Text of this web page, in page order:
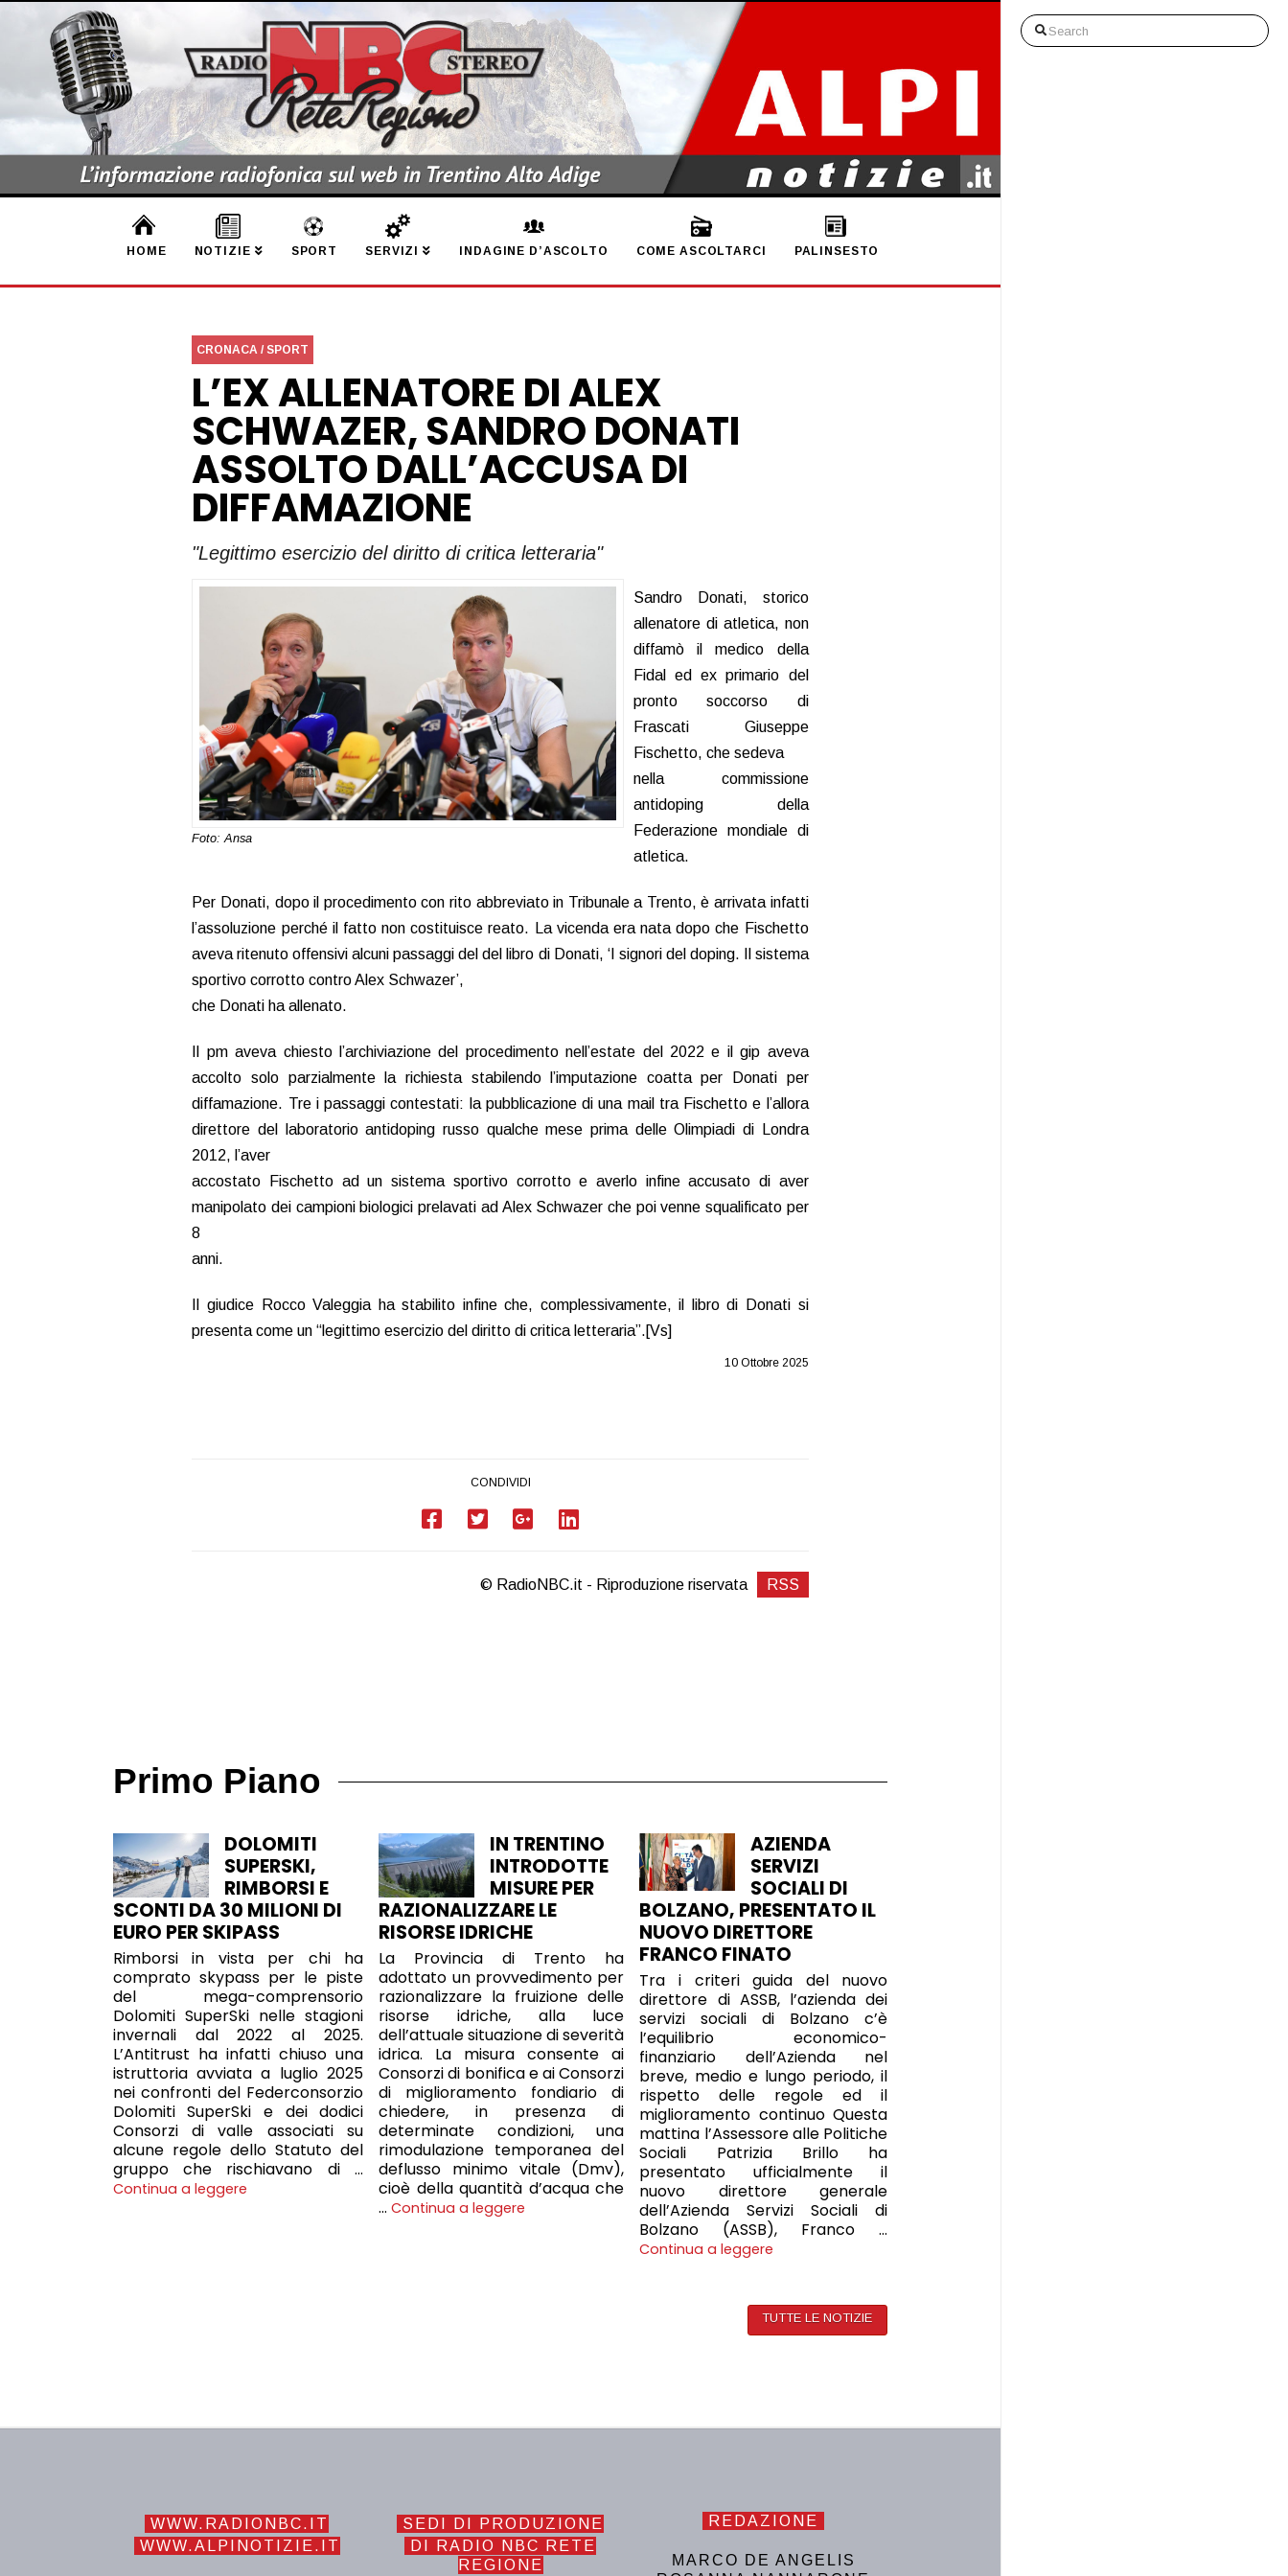
HOME NOTIZIE SPORT SERVIZI INDAGINE D’ASCOLTO COME ASCOLTARCI PALINSESTO
CRONACA / SPORT
L’EX ALLENATORE DI ALEX
SCHWAZER, SANDRO DONATI
ASSOLTO DALL’ACCUSA DI
DIFFAMAZIONE
"Legittimo esercizio del diritto di critica letteraria"
Foto: Ansa
Sandro Donati, storico
allenatore di atletica, non
diffamò il medico della
Fidal ed ex primario del
pronto soccorso di
Frascati Giuseppe
Fischetto, che sedeva
nella commissione
antidoping della
Federazione mondiale di
atletica.
Per Donati, dopo il procedimento con rito abbreviato in Tribunale a Trento, è arrivata infatti
l’assoluzione perché il fatto non costituisce reato. La vicenda era nata dopo che Fischetto
aveva ritenuto offensivi alcuni passaggi del del libro di Donati, ‘I signori del doping. Il sistema
sportivo corrotto contro Alex Schwazer’,
che Donati ha allenato.
Il pm aveva chiesto l’archiviazione del procedimento nell’estate del 2022 e il gip aveva
accolto solo parzialmente la richiesta stabilendo l’imputazione coatta per Donati per
diffamazione. Tre i passaggi contestati: la pubblicazione di una mail tra Fischetto e l’allora
direttore del laboratorio antidoping russo qualche mese prima delle Olimpiadi di Londra
2012, l’aver
accostato Fischetto ad un sistema sportivo corrotto e averlo infine accusato di aver
manipolato dei campioni biologici prelavati ad Alex Schwazer che poi venne squalificato per
8
anni.
Il giudice Rocco Valeggia ha stabilito infine che, complessivamente, il libro di Donati si
presenta come un “legittimo esercizio del diritto di critica letteraria”.[Vs]
10 Ottobre 2025
CONDIVIDI
© RadioNBC.it - Riproduzione riservata RSS
Primo Piano
DOLOMITI
SUPERSKI,
RIMBORSI E
SCONTI DA 30 MILIONI DI
EURO PER SKIPASS
Rimborsi in vista per chi ha
comprato skypass per le piste
del mega-comprensorio
Dolomiti SuperSki nelle stagioni
invernali dal 2022 al 2025.
L’Antitrust ha infatti chiuso una
istruttoria avviata a luglio 2025
nei confronti del Federconsorzio
Dolomiti SuperSki e dei dodici
Consorzi di valle associati su
alcune regole dello Statuto del
gruppo che rischiavano di …
Continua a leggere
IN TRENTINO
INTRODOTTE
MISURE PER
RAZIONALIZZARE LE
RISORSE IDRICHE
La Provincia di Trento ha
adottato un provvedimento per
razionalizzare la fruizione delle
risorse idriche, alla luce
dell’attuale situazione di severità
idrica. La misura consente ai
Consorzi di bonifica e ai Consorzi
di miglioramento fondiario di
chiedere, in presenza di
determinate condizioni, una
rimodulazione temporanea del
deflusso minimo vitale (Dmv),
cioè della quantità d’acqua che
…Continua a leggere
AZIENDA
SERVIZI
SOCIALI DI
BOLZANO, PRESENTATO IL
NUOVO DIRETTORE
FRANCO FINATO
Tra i criteri guida del nuovo
direttore di ASSB, l’azienda dei
servizi sociali di Bolzano c’è
l’equilibrio economico-
finanziario dell’Azienda nel
breve, medio e lungo periodo, il
rispetto delle regole ed il
miglioramento continuo Questa
mattina l’Assessore alle Politiche
Sociali Patrizia Brillo ha
presentato ufficialmente il
nuovo direttore generale
dell’Azienda Servizi Sociali di
Bolzano (ASSB), Franco …
Continua a leggere
TUTTE LE NOTIZIE
Search
WWW.RADIONBC.IT
WWW.ALPINOTIZIE.IT
SEDI DI PRODUZIONE
DI RADIO NBC RETE
REGIONE
REDAZIONE
MARCO DE ANGELIS